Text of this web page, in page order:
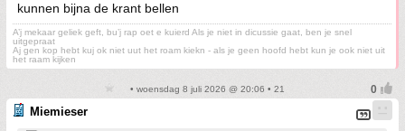
kunnen bijna de krant bellen
A’j mekaar geliek geft, bu’j rap oet e kuierd Als je niet in dicussie gaat, ben je snel
uitgepraat
Aj gen kop hebt kuj ok niet uut het roam kiekn - als je geen hoofd hebt kun je ook niet uit
het raam kijken
• woensdag 8 juli 2026 @ 20:06 • 21
Miemieser